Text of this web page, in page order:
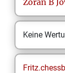
Zoran B
Keine